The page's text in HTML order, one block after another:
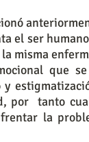
el ser
misma
que
por  tanto
la